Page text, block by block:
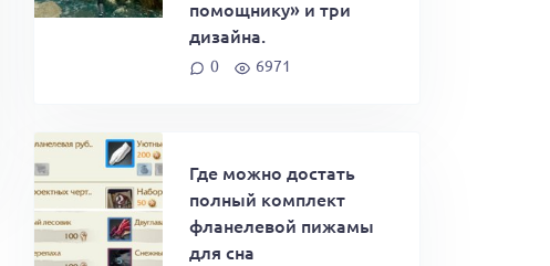
помощнику» и три
дизайна.
0 6971
Где можно достать
полный комплект
фланелевой пижамы
для сна